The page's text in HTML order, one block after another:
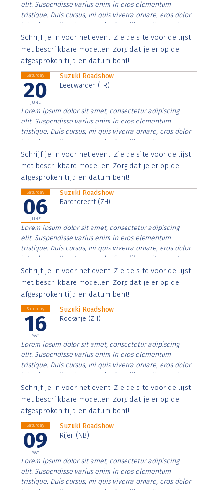
elit. Suspendisse varius enim in eros elementum
tristique. Duis cursus, mi quis viverra ornare, eros dolor
interdum nulla, ut commodo diam libero vitae erat.
Aenean faucibus nibh et justo cursus id rutrum lorem
imperdiet. Nunc ut sem vitae risus tristique posuere.
Schrijf je in voor het event. Zie de site voor de lijst
met beschikbare modellen. Zorg dat je er op de
afgesproken tijd en datum bent!
Saturday
20
JUNE
Suzuki Roadshow
Leeuwarden (FR)
Lorem ipsum dolor sit amet, consectetur adipiscing
elit. Suspendisse varius enim in eros elementum
tristique. Duis cursus, mi quis viverra ornare, eros dolor
interdum nulla, ut commodo diam libero vitae erat.
Aenean faucibus nibh et justo cursus id rutrum lorem
imperdiet. Nunc ut sem vitae risus tristique posuere.
Schrijf je in voor het event. Zie de site voor de lijst
met beschikbare modellen. Zorg dat je er op de
afgesproken tijd en datum bent!
Saturday
06
JUNE
Suzuki Roadshow
Barendrecht (ZH)
Lorem ipsum dolor sit amet, consectetur adipiscing
elit. Suspendisse varius enim in eros elementum
tristique. Duis cursus, mi quis viverra ornare, eros dolor
interdum nulla, ut commodo diam libero vitae erat.
Aenean faucibus nibh et justo cursus id rutrum lorem
imperdiet. Nunc ut sem vitae risus tristique posuere.
Schrijf je in voor het event. Zie de site voor de lijst
met beschikbare modellen. Zorg dat je er op de
afgesproken tijd en datum bent!
Saturday
16
MAY
Suzuki Roadshow
Rockanje (ZH)
Lorem ipsum dolor sit amet, consectetur adipiscing
elit. Suspendisse varius enim in eros elementum
tristique. Duis cursus, mi quis viverra ornare, eros dolor
interdum nulla, ut commodo diam libero vitae erat.
Aenean faucibus nibh et justo cursus id rutrum lorem
imperdiet. Nunc ut sem vitae risus tristique posuere.
Schrijf je in voor het event. Zie de site voor de lijst
met beschikbare modellen. Zorg dat je er op de
afgesproken tijd en datum bent!
Saturday
09
MAY
Suzuki Roadshow
Rijen (NB)
Lorem ipsum dolor sit amet, consectetur adipiscing
elit. Suspendisse varius enim in eros elementum
tristique. Duis cursus, mi quis viverra ornare, eros dolor
interdum nulla, ut commodo diam libero vitae erat.